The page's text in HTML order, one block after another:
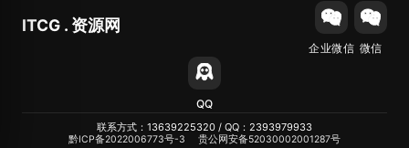
ITCG . 资源网
企业微信 微信
QQ
联系方式：13639225320 / QQ：2393979933
黔ICP备2022006773号-3 贵公网安备52030002001287号